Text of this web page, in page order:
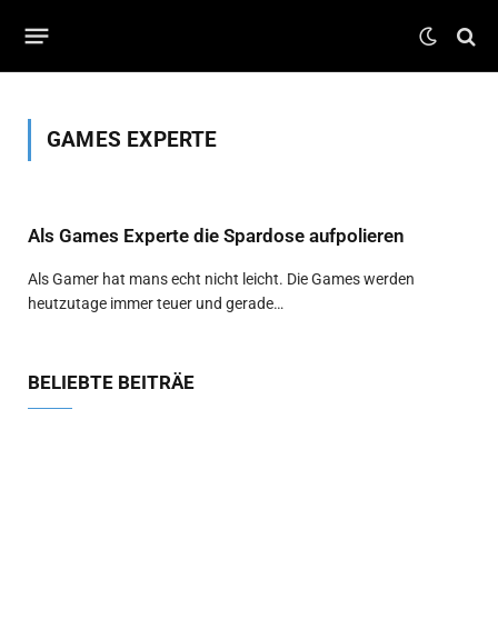
GAMES EXPERTE
Als Games Experte die Spardose aufpolieren
Als Gamer hat mans echt nicht leicht. Die Games werden
heutzutage immer teuer und gerade…
BELIEBTE BEITRÄE